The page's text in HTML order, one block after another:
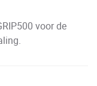
voor de